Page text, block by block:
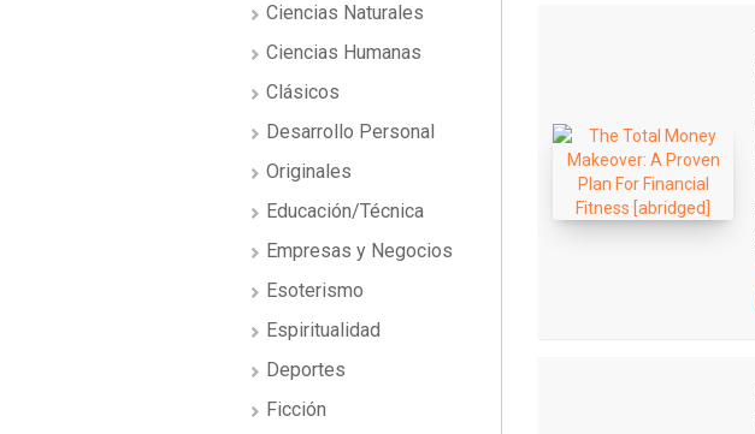
Ciencias Naturales
Ciencias Humanas
Clásicos
Desarrollo Personal
Originales
Educación/Técnica
Empresas y Negocios
Esoterismo
Espiritualidad
Deportes
Ficción